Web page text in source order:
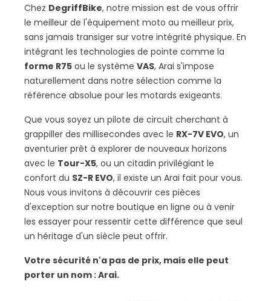
Chez DegriffBike, notre mission est de vous offrir
le meilleur de l'équipement moto au meilleur prix,
sans jamais transiger sur votre intégrité physique. En
intégrant les technologies de pointe comme la
forme R75 ou le système VAS, Arai s'impose
naturellement dans notre sélection comme la
référence absolue pour les motards exigeants.
Que vous soyez un pilote de circuit cherchant à
grappiller des millisecondes avec le RX-7V EVO, un
aventurier prêt à explorer de nouveaux horizons
avec le Tour-X5, ou un citadin privilégiant le
confort du SZ-R EVO, il existe un Arai fait pour vous.
Nous vous invitons à découvrir ces pièces
d'exception sur notre boutique en ligne ou à venir
les essayer pour ressentir cette différence que seul
un héritage d'un siècle peut offrir.
Votre sécurité n'a pas de prix, mais elle peut
porter un nom : Arai.